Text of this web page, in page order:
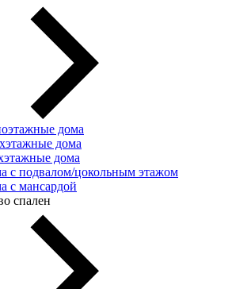
дома
дома
дома
с подвалом/цокольным этажом
с мансардой
спален